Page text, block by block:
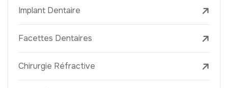
Implant Dentaire
Facettes Dentaires
Chirurgie Réfractive